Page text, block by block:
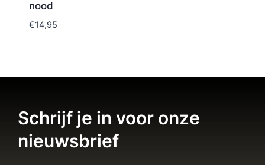
nood
€14,95
Schrijf je in voor onze
nieuwsbrief